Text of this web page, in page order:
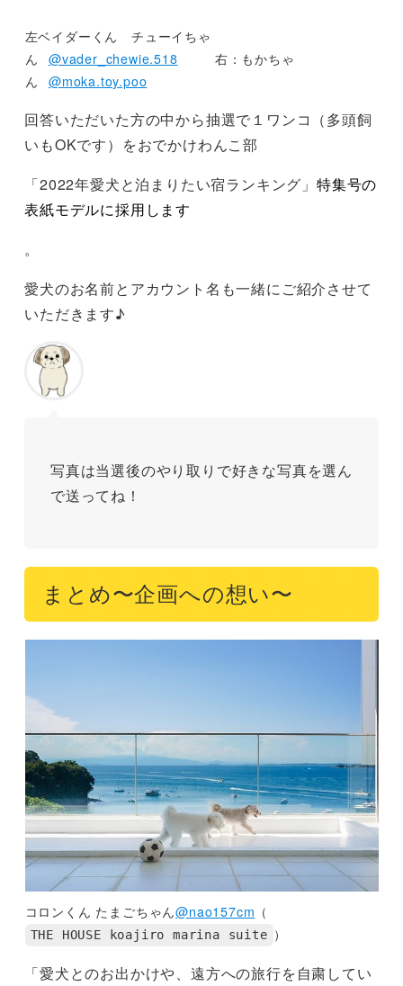
左ベイダーくん チューイちゃ
ん⁠⠀ @vader_chewie.518 ⁠⠀ 右：もかちゃ
ん⁠⠀ @moka.toy.poo
回答いただいた方の中から抽選で１ワンコ（多頭飼
いもOKです）をおでかけわんこ部
「2022年愛犬と泊まりたい宿ランキング」 特集号の
表紙モデルに採用します
。
愛犬のお名前とアカウント名も一緒にご紹介させて
いただきます♪
写真は当選後のやり取りで好きな写真を選ん
で送ってね！
まとめ〜企画への想い〜
コロンくん たまごちゃん@nao157cm （
THE HOUSE koajiro marina suite ）
「愛犬とのお出かけや、遠方への旅行を自粛してい